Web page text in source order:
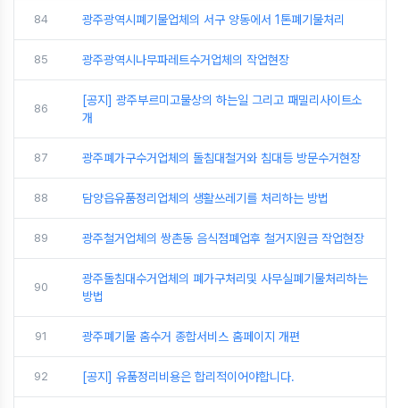
84 광주광역시폐기물업체의 서구 양동에서 1톤폐기물처리
85 광주광역시나무파레트수거업체의 작업현장
86
[공지] 광주부르미고물상의 하는일 그리고 패밀리사이트소
개
87 광주폐가구수거업체의 돌침대철거와 침대등 방문수거현장
88 담양읍유품정리업체의 생활쓰레기를 처리하는 방법
89 광주철거업체의 쌍촌동 음식점폐업후 철거지원금 작업현장
90
광주돌침대수거업체의 폐가구처리및 사무실폐기물처리하는
방법
91 광주폐기물 홈수거 종합서비스 홈페이지 개편
92 [공지] 유품정리비용은 합리적이어야합니다.